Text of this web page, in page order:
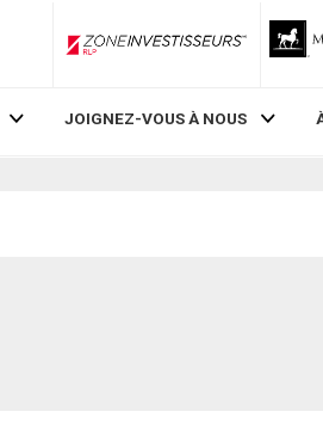
ZoneInvestisseurs RLP
JOIGNEZ-VOUS À NOUS